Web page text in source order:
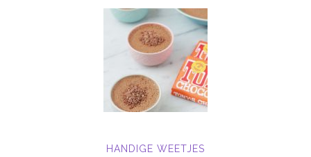
HANDIGE WEETJES